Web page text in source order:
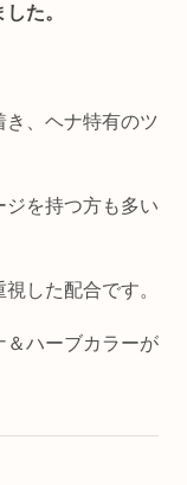
た。
、ヘナ特有のツ
ジを持つ方も多い
した配合です。
＆ハーブカラーが